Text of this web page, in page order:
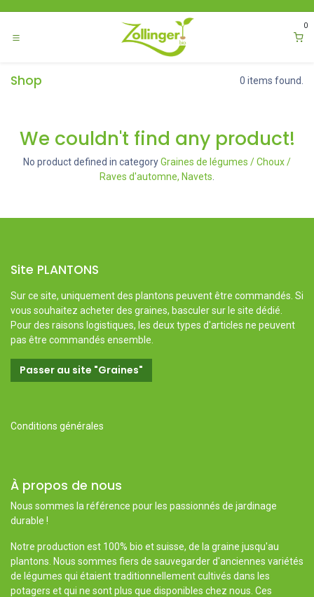
0
Shop 0 items found.
We couldn't find any product!
No product defined in categoryGraines de légumes / Choux /
Raves d'automne, Navets
Site PLANTONS
Sur ce site, uniquement des plantons peuvent être commandés. Si
vous souhaitez acheter des graines, basculer sur le site dédié.
Pour des raisons logistiques, les deux types d'articles ne peuvent
pas être commandés ensemble.
Passer au site "Graines"
Conditions générales
À propos de nous
Nous sommes la référence pour les passionnés de jardinage
durable !
Notre production est 100% bio et suisse, de la graine jusqu'au
plantons. Nous sommes fiers de sauvegarder d'anciennes variétés
de légumes qui étaient traditionnellement cultivés dans les
potagers et qui ne sont plus que disponibles chez nous. Ces